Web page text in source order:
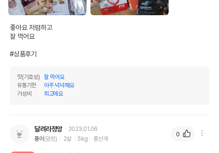
좋아요 저렴하고
잘 먹어요
#상품후기
맛(기호성)
잘 먹어요
유통기한
아주 넉넉해요
가성비
최고에요
달려라정앙
2023.01.06
풍이 (암컷) 2살 5kg 풍산개
0